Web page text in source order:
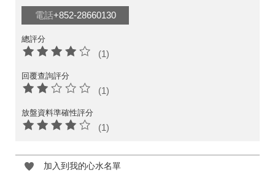
電話+852-28660130
總評分
(1)
回覆查詢評分
(1)
放盤資料準確性評分
(1)
加入到我的心水名單